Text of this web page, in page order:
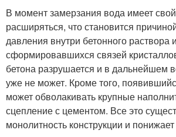
В момент замерзания вода имеет
расширяться, что становится
давления внутри бетонного
сформировавшихся связей
бетона разрушается и в дальнейшем
уже не может. Кроме того,
может обволакивать крупные
сцепление с цементом. Все это
монолитность конструкции и